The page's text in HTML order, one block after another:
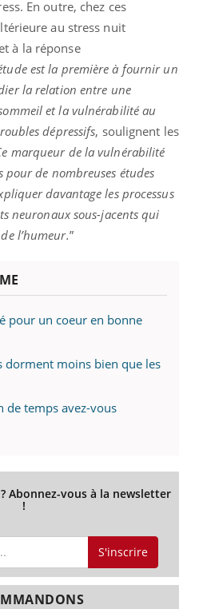
En outre, chez ces
au stress nuit
à la réponse
est la première à fournir un
la relation entre une
et la vulnérabilité au
dépressifs, soulignent les
marqueur de la vulnérabilité
pour de nombreuses études
davantage les processus
neuronaux sous-jacents qui
l’humeur.”
pour un coeur en bonne
dorment moins bien que les
de temps avez-vous
Abonnez-vous à la newsletter
!
S'inscrire